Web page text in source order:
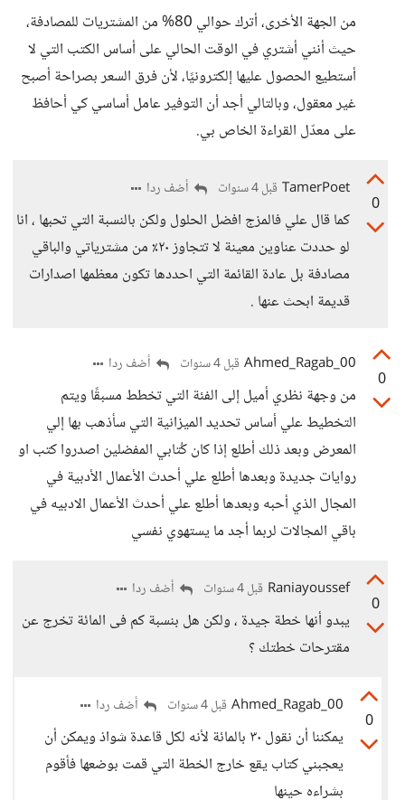
من الجهة الأخرى، أترك حوالي 80% من المشتريات للمصادفة،
حيث أنني أشتري في الوقت الحالي على أساس الكتب التي لا
أستطيع الحصول عليها إلكترونيًا، لأن فرق السعر بصراحة أصبح
غير معقول، وبالتالي أجد أن التوفير عامل أساسي كي أحافظ
على معدّل القراءة الخاص بي.
0
TamerPoet قبل 4 سنوات أضف ردا
كما قال علي فالمزج افضل الحلول ولكن بالنسبة التي تحبها ، انا
لو حددت عناوين معينة لا تتجاوز ٢٠٪ من مشترياتي والباقي
مصادفة بل عادة القائمة التي احددها تكون معظمها اصدارات
قديمة ابحث عنها .
0
Ahmed_Ragab_00 قبل 4 سنوات أضف ردا
من وجهة نظري أميل إلى الفئة التي تخطط مسبقًا ويتم
التخطيط علي أساس تحديد الميزانية التي سأذهب بها إلي
المعرض وبعد ذلك أطلع إذا كان كُتابي المفضلين اصدروا كتب او
روايات جديدة وبعدها أطلع علي أحدث الأعمال الأدبية في
المجال الذي أحبه وبعدها أطلع علي أحدث الأعمال الادبيه في
باقي المجالات لربما أجد ما يستهوي نفسي
0
Raniayoussef قبل 4 سنوات أضف ردا
يبدو أنها خطة جيدة ، ولكن هل بنسبة كم فى المائة تخرج عن
مقترحات خطتك ؟
0
Ahmed_Ragab_00 قبل 4 سنوات أضف ردا
يمكننا أن نقول ٣٠ بالمائة لأنه لكل قاعدة شواذ ويمكن أن
يعجبني كتاب يقع خارج الخطة التي قمت بوضعها فأقوم
بشراءه حينها